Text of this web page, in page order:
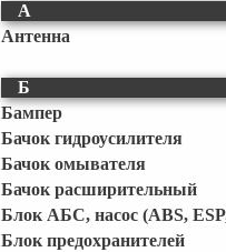
А
Антенна
Б
Бампер
Бачок гидроусилителя
Бачок омывателя
Бачок расширительный
Блок АБС, насос (ABS,
Блок предохранителей